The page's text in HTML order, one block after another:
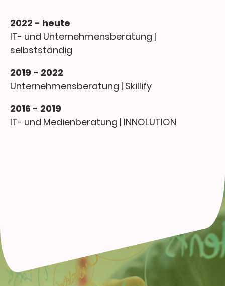
2022 - heute
IT- und Unternehmensberatung |
selbstständig
2019 - 2022
Unternehmensberatung | Skillify
2016 - 2019
IT- und Medienberatung | INNOLUTION